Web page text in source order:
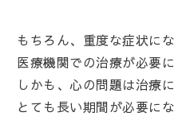
もちろん、重度な症状に
医療機関での治療が必要に
しかも、心の問題は治療
とても長い期間が必要にな